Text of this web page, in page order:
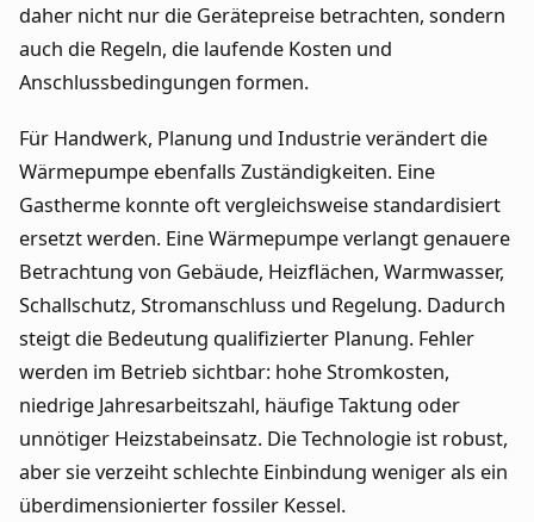
daher nicht nur die Gerätepreise betrachten, sondern
auch die Regeln, die laufende Kosten und
Anschlussbedingungen formen.
Für Handwerk, Planung und Industrie verändert die
Wärmepumpe ebenfalls Zuständigkeiten. Eine
Gastherme konnte oft vergleichsweise standardisiert
ersetzt werden. Eine Wärmepumpe verlangt genauere
Betrachtung von Gebäude, Heizflächen, Warmwasser,
Schallschutz, Stromanschluss und Regelung. Dadurch
steigt die Bedeutung qualifizierter Planung. Fehler
werden im Betrieb sichtbar: hohe Stromkosten,
niedrige Jahresarbeitszahl, häufige Taktung oder
unnötiger Heizstabeinsatz. Die Technologie ist robust,
aber sie verzeiht schlechte Einbindung weniger als ein
überdimensionierter fossiler Kessel.